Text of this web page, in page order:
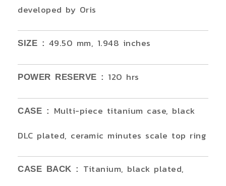
developed by Oris
SIZE : 49.50 mm, 1.948 inches
POWER RESERVE : 120 hrs
CASE : Multi-piece titanium case, black
DLC plated, ceramic minutes scale top ring
CASE BACK : Titanium, black plated,